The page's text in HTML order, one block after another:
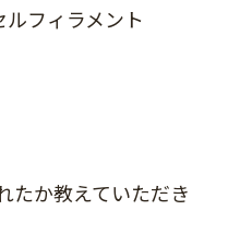
ルフィラメント
たか教えていただき